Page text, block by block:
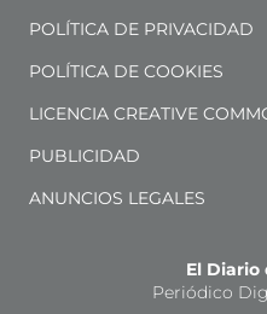
POLÍTICA DE PRIVACIDAD
POLÍTICA DE COOKIES
LICENCIA CREATIVE
PUBLICIDAD
ANUNCIOS LEGALES
El Diario
Periódico